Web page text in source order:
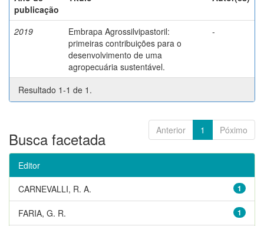
publicação
2019
Embrapa Agrossilvipastoril:
primeiras contribuições para o
desenvolvimento de uma
agropecuária sustentável.
-
Resultado 1-1 de 1.
Anterior 1 Póximo
Busca facetada
Editor
1
CARNEVALLI, R. A.
1
FARIA, G. R.